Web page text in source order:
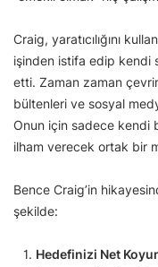
Craig, yaratıcılığını
işinden istifa edip kendi
etti. Zaman zaman
bültenleri ve sosyal
Onun için sadece kendi
ilham verecek ortak bir
Bence Craig’in
şekilde:
Hedefinizi Net